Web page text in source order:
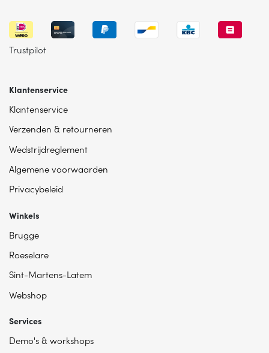
Trustpilot
Klantenservice
Klantenservice
Verzenden & retourneren
Wedstrijdreglement
Algemene voorwaarden
Privacybeleid
Winkels
Brugge
Roeselare
Sint-Martens-Latem
Webshop
Services
Demo's & workshops